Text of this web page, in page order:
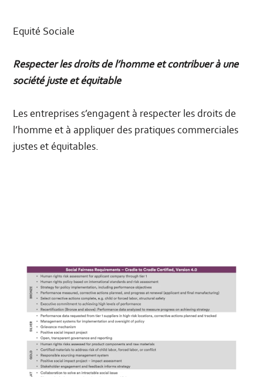
Equité Sociale
Respecter les droits de l’homme et contribuer à une
société juste et équitable
Les entreprises s’engagent à respecter les droits de
l’homme et à appliquer des pratiques commerciales
justes et équitables.